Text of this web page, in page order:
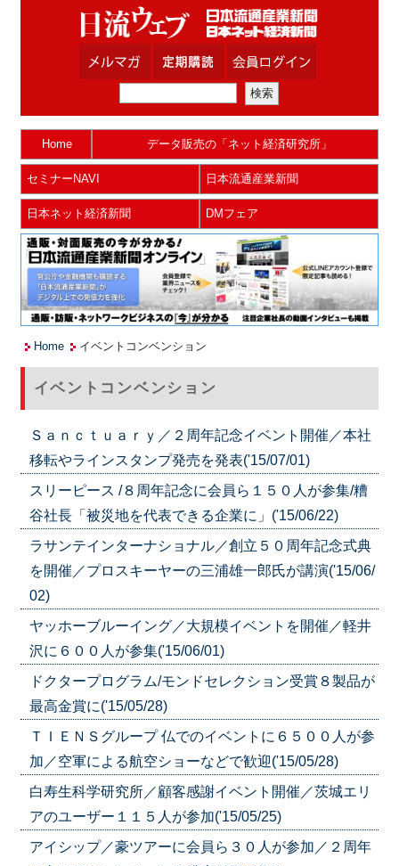
Home データ販売の「ネット経済研究所」
セミナーNAVI 日本流通産業新聞
日本ネット経済新聞 DMフェア
Home イベントコンベンション
イベントコンベンション
Ｓａｎｃｔｕａｒｙ／２周年記念イベント開催／本社
移転やラインスタンプ発売を発表('15/07/01)
スリーピース /８周年記念に会員ら１５０人が参集/糟
谷社長「被災地を代表できる企業に」('15/06/22)
ラサンテインターナショナル／創立５０周年記念式典
を開催／プロスキーヤーの三浦雄一郎氏が講演('15/06/
02)
ヤッホーブルーイング／大規模イベントを開催／軽井
沢に６００人が参集('15/06/01)
ドクタープログラム/モンドセレクション受賞８製品が
最高金賞に('15/05/28)
ＴＩＥＮＳグループ 仏でのイベントに６５００人が参
加／空軍による航空ショーなどで歓迎('15/05/28)
白寿生科学研究所／顧客感謝イベント開催／茨城エリ
アのユーザー１１５人が参加('15/05/25)
アイシップ／豪ツアーに会員ら３０人が参加／２周年